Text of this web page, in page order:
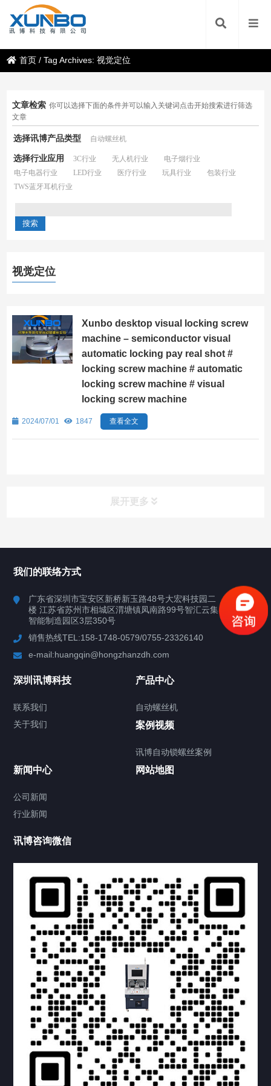
首页 /Tag Archives: 视觉定位
文章检索 你可以选择下面的条件并可以输入关键词点击开始搜索进行筛选
文章
选择讯博产品类型 自动螺丝机
选择行业应用 3C行业 无人机行业
电子烟行业
电子电器行业
LED行业 医疗行业 玩具行业
包装行业
TWS蓝牙耳机行业
视觉定位
Xunbo desktop visual locking screw
machine – semiconductor visual
automatic locking pay real shot #
locking screw machine # automatic
locking screw machine # visual
locking screw machine
2024/07/01 1847 查看全文
展开更多
行业案例
联系我们
关于我们
提交您的需求，获取产品资料与报价
我们的联络方式
广东省深圳市宝安区新桥新玉路48号大宏科技园二
楼 江苏省苏州市相城区渭塘镇凤南路99号智汇云集
智能制造园区3层350号
销售热线TEL:158-1748-0579/0755-23326140
e-mail:huangqin@hongzhanzdh.com
深圳讯博科技
联系我们
关于我们
产品中心
自动螺丝机
案例视频
讯博自动锁螺丝案例
新闻中心
公司新闻
行业新闻
网站地图
讯博咨询微信